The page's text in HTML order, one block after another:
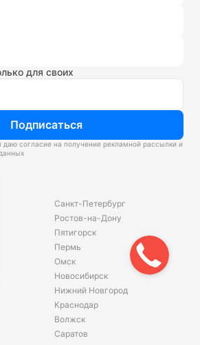
для своих
Подписаться
даю согласие на получение рекламной рассылки и
Санкт-Петербург
Ростов-на-Дону
Пятигорск
Пермь
Омск
Новосибирск
Нижний Новгород
Краснодар
Волжск
Саратов